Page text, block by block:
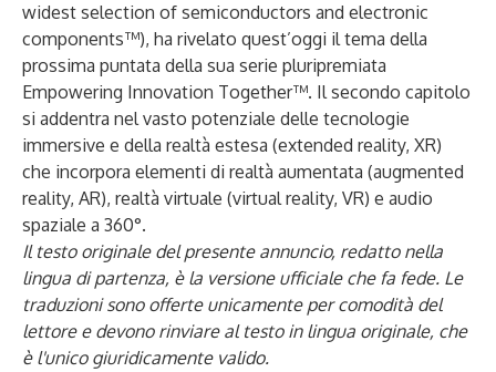
widest selection of semiconductors and electronic
components™), ha rivelato quest’oggi il tema della
prossima puntata della sua serie pluripremiata
Empowering Innovation Together™. Il secondo capitolo
si addentra nel vasto potenziale delle tecnologie
immersive e della realtà estesa (extended reality, XR)
che incorpora elementi di realtà aumentata (augmented
reality, AR), realtà virtuale (virtual reality, VR) e audio
spaziale a 360°.
Il testo originale del presente annuncio, redatto nella
lingua di partenza, è la versione ufficiale che fa fede. Le
traduzioni sono offerte unicamente per comodità del
lettore e devono rinviare al testo in lingua originale, che
è l'unico giuridicamente valido.